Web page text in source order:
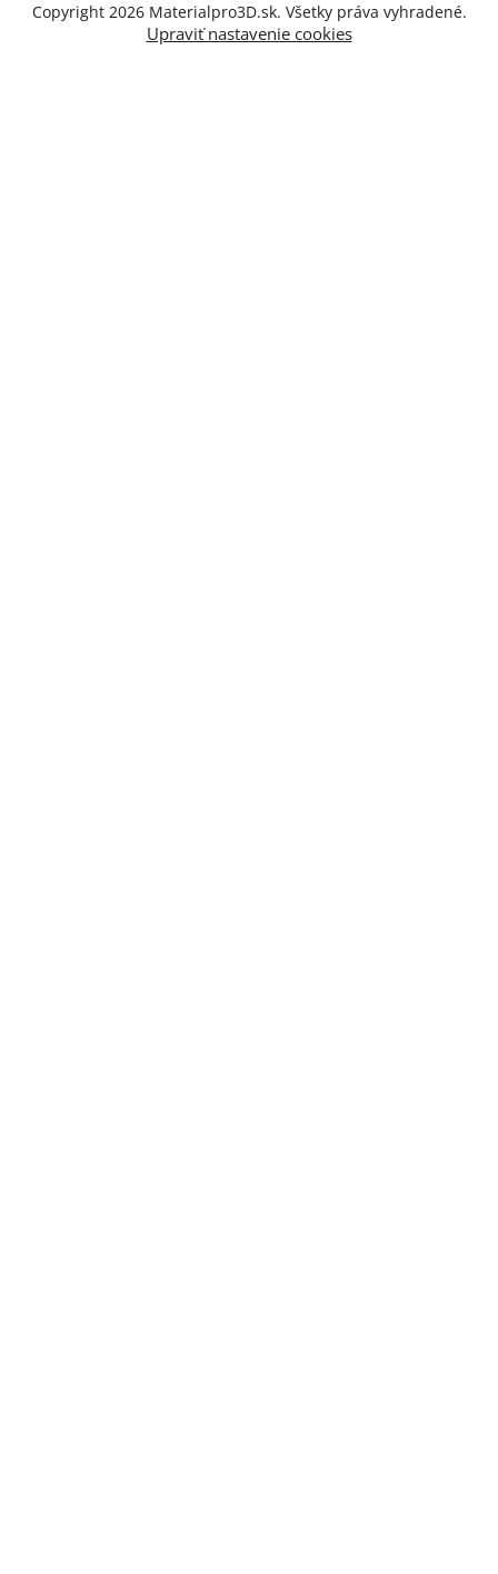
Copyright 2026 Materialpro3D.sk. Všetky práva vyhradené.
Upraviť nastavenie cookies